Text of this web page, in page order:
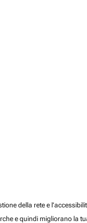
della rete e
e quindi migliorano la